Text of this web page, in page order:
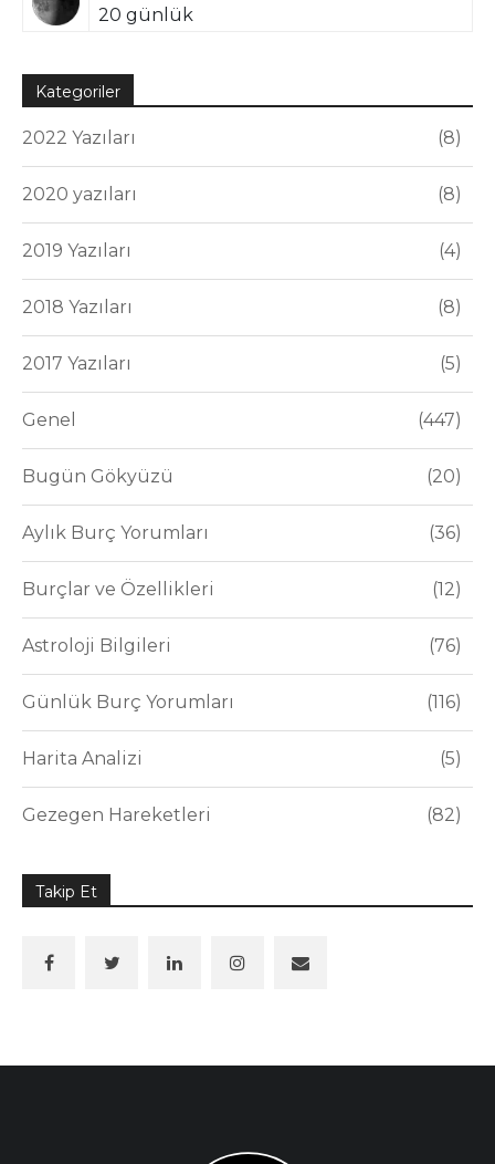
20 günlük
Kategoriler
2022 Yazıları 8
2020 yazıları 8
2019 Yazıları 4
2018 Yazıları 8
2017 Yazıları 5
Genel 447
Bugün Gökyüzü 20
Aylık Burç Yorumları 36
Burçlar ve Özellikleri 12
Astroloji Bilgileri 76
Günlük Burç Yorumları 116
Harita Analizi 5
Gezegen Hareketleri 82
Takip Et